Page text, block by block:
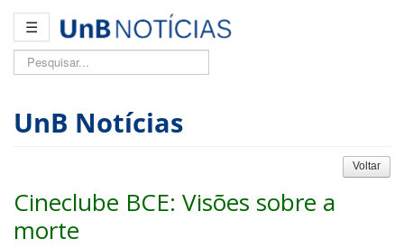
☰
Pesquisar...
UnB Notícias
Voltar
Cineclube BCE: Visões sobre a
morte